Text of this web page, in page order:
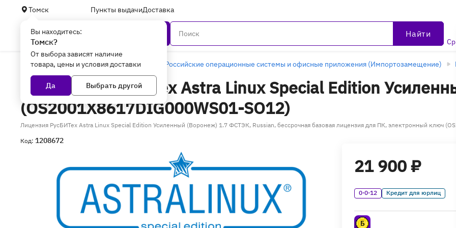
Томск Пункты выдачиДоставка
Вы находитесь:
Томск?
От выбора зависят наличие
товара, цены и условия доставки
Да Выбрать другой
Найти
Главная Программное обеспечение Российские операционные системы и офисные приложения (Импортозамещение)
Лицензия РусБИТех Astra Linux Special Edition
(OS2001X8617DIG000WS01-SO12)
Лицензия РусБИТех Astra Linux Special Edition Усиленный (Воронеж) 1.7 ФСТЭК, Russian, бессрочная базовая лицензия для ПК, электронный ключ
Код: 1208672
21 900 ₽
0·0·12 Кредит для юрлиц